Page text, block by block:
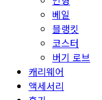
베일
블랭킷
코스터
버기 로브
캐리웨어
액세서리